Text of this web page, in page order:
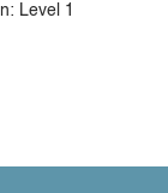
Level 1